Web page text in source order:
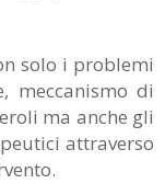
solo i problemi
meccanismo di
ma anche gli
attraverso